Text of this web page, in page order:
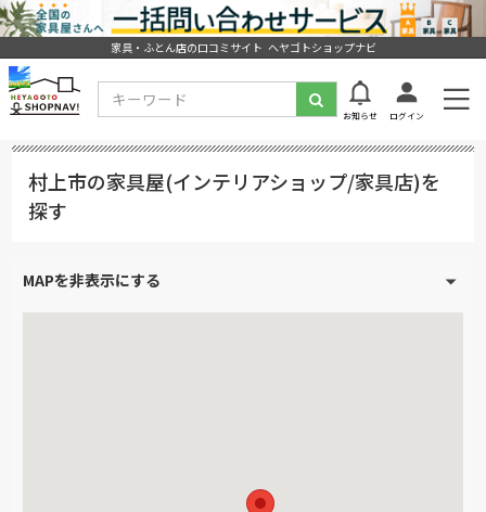
家具・ふとん店の口コミサイト ヘヤゴトショップナビ
お知らせ ログイン
村上市の家具屋(インテリアショップ/家具店)を
探す